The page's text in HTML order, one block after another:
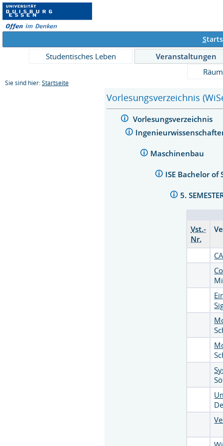
S
Studentisches Leben
Veranstaltungen
Sie sind hier: Startseite
Vorlesungsverzeichnis
Vorlesungsverzeichnis
Maschinenbau
ISE Bachelor
5.
Vst.-
Nr.